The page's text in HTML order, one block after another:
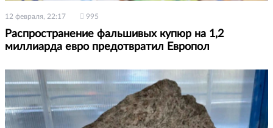
12 февраля, 22:17 995
Распространение фальшивых купюр на 1,2
миллиарда евро предотвратил Европол